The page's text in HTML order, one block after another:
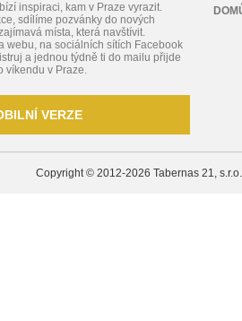
inspiraci, kam v Praze vyrazit.
sdílíme pozvánky do nových
místa, která navštívit.
webu, na sociálních sítích Facebook
a jednou týdně ti do mailu přijde
víkendu v Praze.
VERZE
Copyright © 2012-2026 Tabernas 21, s.r.o.